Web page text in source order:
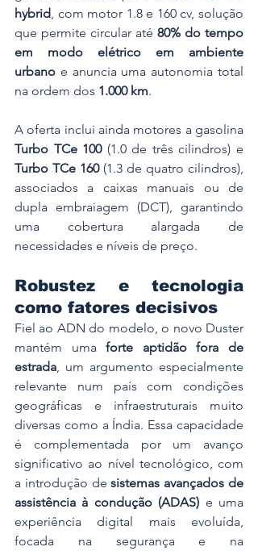
hybrid, com motor 1.8 e 160 cv, solução
que permite circular até 80% do tempo
em modo elétrico em ambiente
urbano e anuncia uma autonomia total
na ordem dos 1.000 km.
Turbo TCe 100
Turbo TCe 160 (1.3 de quatro cilindros),
associados a caixas manuais ou de
dupla embraiagem (DCT), garantindo
uma cobertura alargada de
necessidades e níveis de preço.
Robustez e tecnologia
como fatores decisivos
Fiel ao ADN do modelo, o novo Duster
mantém uma forte aptidão fora de
estrada, um argumento especialmente
relevante num país com condições
geográficas e infraestruturais muito
diversas como a Índia. Essa capacidade
é complementada por um avanço
significativo ao nível tecnológico, com
a introdução de sistemas avançados de
assistência à condução (ADAS) e uma
experiência digital mais evoluída,
focada na segurança e na